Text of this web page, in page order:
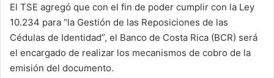
El TSE agregó que con el fin de poder cumplir con la Ley
10.234 para “la Gestión de las Reposiciones de las
Cédulas de Identidad”, el Banco de Costa Rica (BCR) será
el encargado de realizar los mecanismos de cobro de la
emisión del documento.